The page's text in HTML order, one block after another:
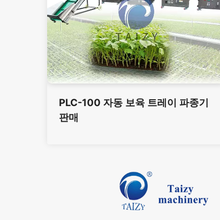
PLC-100 자동 보육 트레이 파종기
판매